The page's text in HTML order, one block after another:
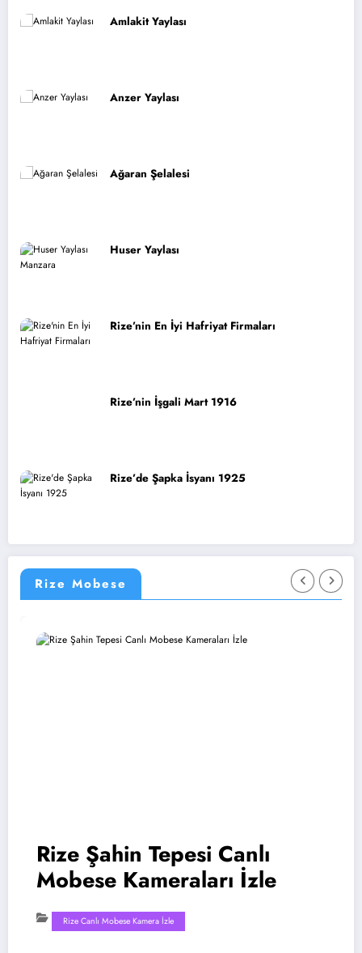
Amlakit Yaylası
Anzer Yaylası
Ağaran Şelalesi
Huser Yaylası
Rize’nin En İyi Hafriyat Firmaları
Rize’nin İşgali Mart 1916
Rize’de Şapka İsyanı 1925
Rize Mobese
Rize Şahin Tepesi Canlı
Mobese Kameraları İzle
Rize Canlı Mobese Kamera İzle